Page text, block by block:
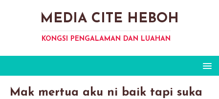
MEDIA CITE HEBOH
KONGSI PENGALAMAN DAN LUAHAN
Mak mertua aku ni baik tapi suka